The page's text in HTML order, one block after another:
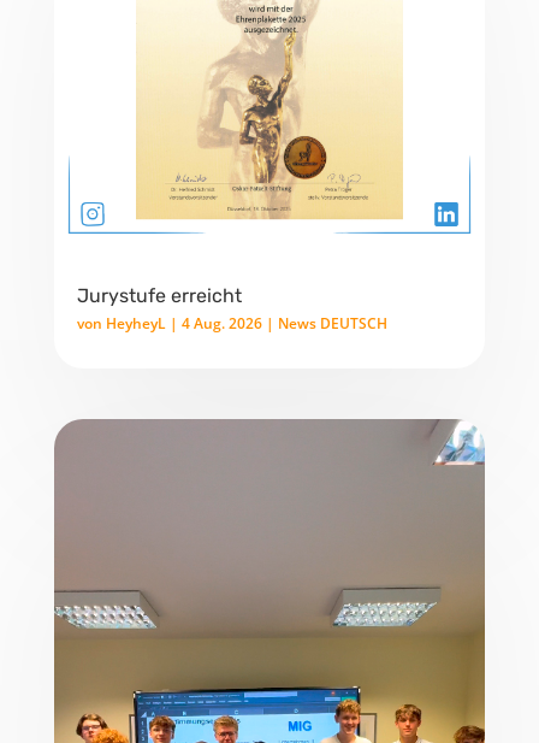
Jurystufe erreicht
von HeyheyL| 4 Aug. 2026| News DEUTSCH